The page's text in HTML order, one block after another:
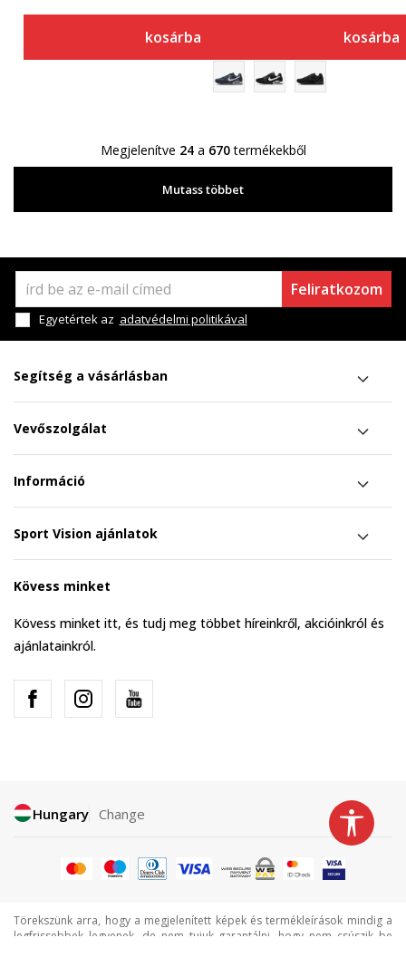
kosárba kosárba
Megjelenítve 24a 670termékekből
Mutass többet
Feliratkozom
Egyetértek az adatvédelmi politikával
Segítség a vásárlásban
Vevőszolgálat
Információ
Sport Vision ajánlatok
Kövess minket
Kövess minket itt, és tudj meg többet híreinkről, akcióinkról és
ajánlatainkról.
Hungary Change
Törekszünk arra, hogy a megjelenített képek és termékleírások mindig a
legfrissebbek legyenek, de nem tujuk garantálni, hogy nem csúszik be